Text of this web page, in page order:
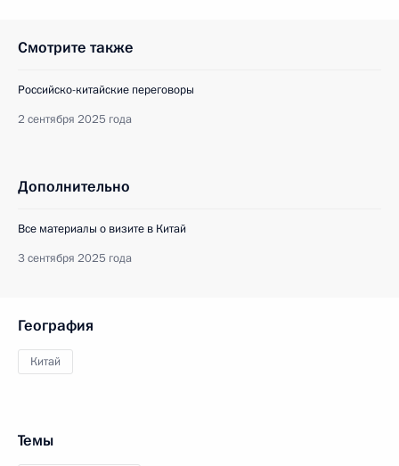
Смотрите также
Российско-китайские переговоры
2 сентября 2025 года
Дополнительно
Все материалы о визите в Китай
3 сентября 2025 года
География
Китай
Темы